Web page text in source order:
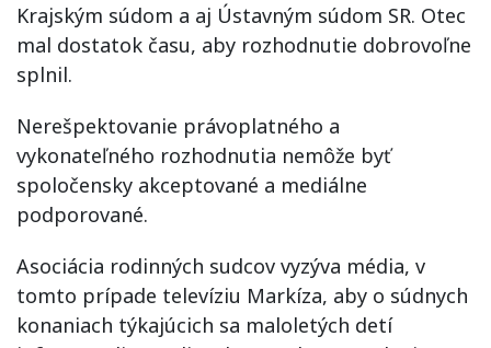
Krajským súdom a aj Ústavným súdom SR. Otec
mal dostatok času, aby rozhodnutie dobrovoľne
splnil.
Nerešpektovanie právoplatného a
vykonateľného rozhodnutia nemôže byť
spoločensky akceptované a mediálne
podporované.
Asociácia rodinných sudcov vyzýva média, v
tomto prípade televíziu Markíza, aby o súdnych
konaniach týkajúcich sa maloletých detí